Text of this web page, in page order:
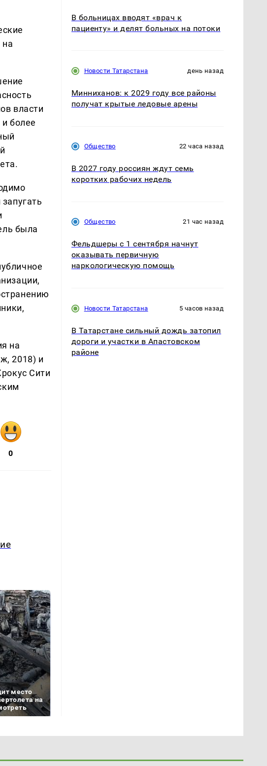
на
власти
более
была
на
2018) и
Сити
0
место
на
В больницах вводят «врач к
пациенту» и делят больных на потоки
Новости Татарстана день назад
Минниханов: к 2029 году все районы
получат крытые ледовые арены
Общество 22 часа назад
В 2027 году россиян ждут семь
коротких рабочих недель
Общество 21 час назад
Фельдшеры с 1 сентября начнут
оказывать первичную
наркологическую помощь
Новости Татарстана 5 часов назад
В Татарстане сильный дождь затопил
дороги и участки в Апастовском
районе